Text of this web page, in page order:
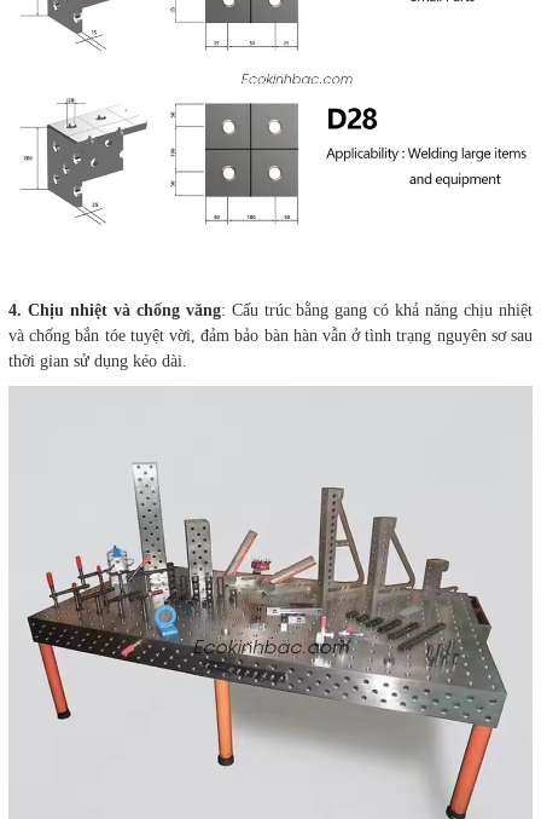
4. Chịu nhiệt và chống văng: Cấu trúc bằng gang có khả năng chịu nhiệt
và chống bắn tóe tuyệt vời, đảm bảo bàn hàn vẫn ở tình trạng nguyên sơ sau
thời gian sử dụng kéo dài.